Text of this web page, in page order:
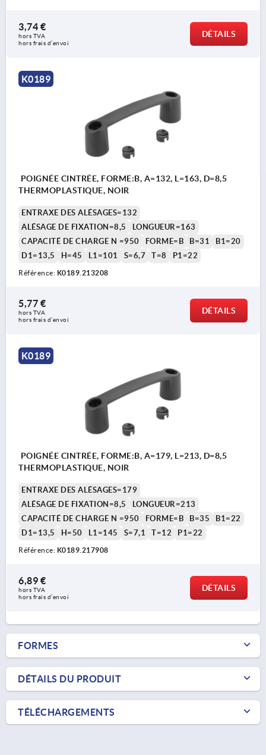
3,74 €
hors TVA
hors frais d’envoi
DÉTAILS
K0189
POIGNÉE CINTRÉE, FORME:B, A=132, L=163, D=8,5
THERMOPLASTIQUE, NOIR
ENTRAXE DES ALÉSAGES=132
ALÉSAGE DE FIXATION=8,5
LONGUEUR=163
CAPACITÉ DE CHARGE N =950
FORME=B B=31
B1=20
D1=13,5
H=45 L1=101 S=6,7 T=8 P1=22
Référence: K0189.213208
5,77 €
hors TVA
hors frais d’envoi
DÉTAILS
K0189
POIGNÉE CINTRÉE, FORME:B, A=179, L=213, D=8,5
THERMOPLASTIQUE, NOIR
ENTRAXE DES ALÉSAGES=179
ALÉSAGE DE FIXATION=8,5
LONGUEUR=213
CAPACITÉ DE CHARGE N =950
FORME=B B=35
B1=22
D1=13,5
H=50 L1=145 S=7,1 T=12 P1=22
Référence: K0189.217908
6,89 €
hors TVA
hors frais d’envoi
DÉTAILS
FORMES
DÉTAILS DU PRODUIT
TÉLÉCHARGEMENTS